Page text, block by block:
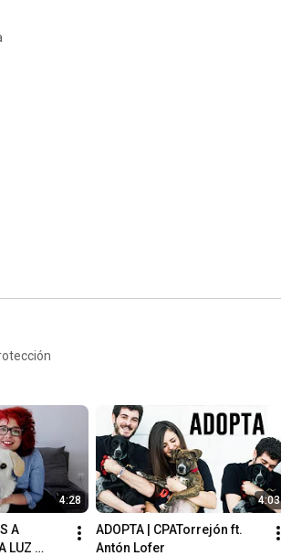
4:28
A
LUZ
4:03
ADOPTA | CPATorrejón ft.
Antón Lofer